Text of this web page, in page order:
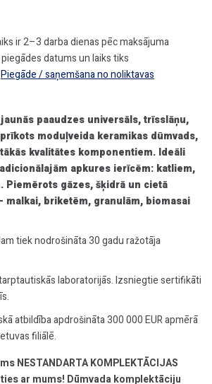
ir 2–3 darba dienas pēc maksājuma
datums un laiks tiks
Piegāde / saņemšana no noliktavas
jaunās paaudzes universāls, trīsslāņu,
moduļveida keramikas dūmvads,
kvalitātes komponentiem. Ideāli
apkures ierīcēm: katliem,
Piemērots gāzes, šķidrā un cietā
malkai, briketēm, granulām, biomasai
tiek nodrošināta 30 gadu ražotāja
laboratorijās. Izsniegtie sertifikāti
atbildība apdrošināta 300 000 EUR apmērā
filiālē.
NESTANDARTA KOMPLEKTĀCIJAS
ar mums! Dūmvada komplektāciju